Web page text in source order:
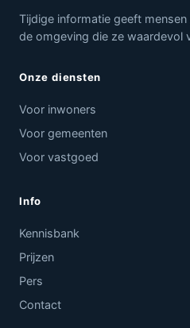
Tijdige informatie geeft
de omgeving die ze waardevol
Onze diensten
Voor inwoners
Voor gemeenten
Voor vastgoed
Info
Kennisbank
Prijzen
Pers
Contact